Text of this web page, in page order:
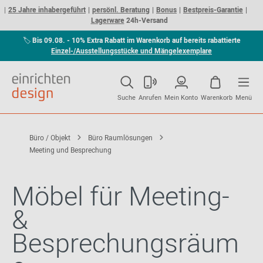
25 Jahre inhabergeführt persönl. Beratung Bonus
Bestpreis-Garantie
Lagerware24h-Versand
🏷Bis 09.08. - 10% Extra Rabatt im Warenkorb auf bereits rabattierte
Einzel-/Ausstellungsstücke und Mängelexemplare
Suche Anrufen Mein Konto Warenkorb Menü
Büro / Objekt
Büro Raumlösungen
Meeting und Besprechung
Möbel für Meeting-
&
Besprechungsräum